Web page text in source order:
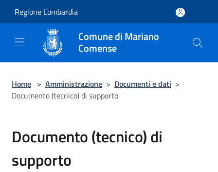
Regione Lombardia
Comune di Mariano
Comense
Home > Amministrazione > Documenti e dati >
Documento (tecnico) di supporto
Documento (tecnico) di
supporto